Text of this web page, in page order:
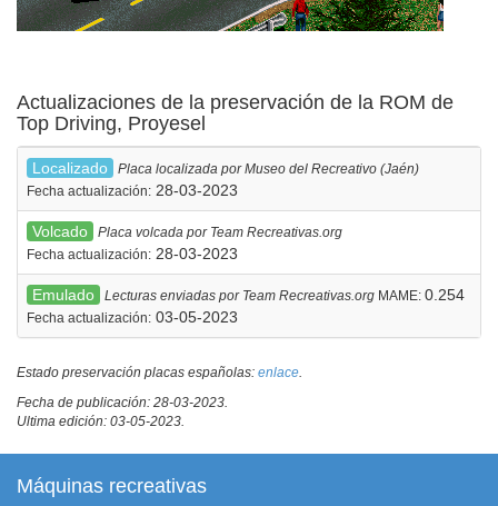
Actualizaciones de la preservación de la ROM de
Top Driving, Proyesel
Localizado
Placa localizada por Museo del Recreativo (Jaén)
Fecha actualización: 28-03-2023
Volcado
Placa volcada por Team Recreativas.org
Fecha actualización: 28-03-2023
Emulado Lecturas enviadas por Team Recreativas.org MAME: 0.254
Fecha actualización: 03-05-2023
Estado preservación placas españolas: enlace.
Fecha de publicación: 28-03-2023.
Ultima edición: 03-05-2023.
Máquinas recreativas